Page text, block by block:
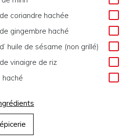
de coriandre hachée
de gingembre haché
d’ huile de sésame (non grillé)
de vinaigre de riz
haché